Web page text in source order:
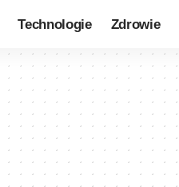
Technologie Zdrowie